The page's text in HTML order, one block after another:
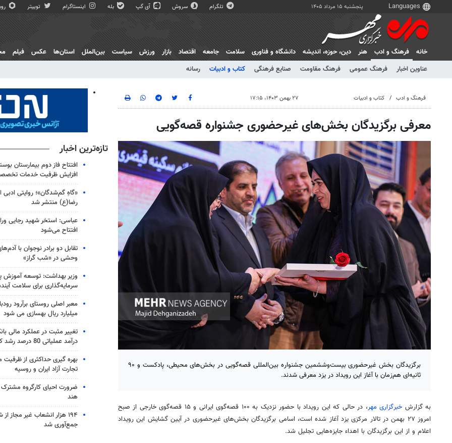
پنجشنبه ۱۵ مرداد ۱۴۰۵ تلگرام سروش آی گپ بله اینستاگرام توییتر
خانه
فرهنگ و ادب
عناوین اخبار
فرهنگ عمومی فرهنگ مقاومت صنایع فرهنگی کتاب و ادبیات رسانه
هنر دين، حوزه، انديشه دانشگاه و فناوری سلامت جامعه اقتصاد بازار ورزش سیاست بین‌الملل استان‌ها عکس فیلم
فرهنگ و ادب کتاب و ادبیات ۲۷ بهمن ۱۴۰۳، ۱۷:۱۵
معرفی برگزیدگان بخش‌های غیرحضوری جشنواره قصه‌گویی
برگزیدگان بخش غیرحضوری بیست‌وششمین جشنواره بین‌المللی قصه‌گویی در بخش‌های محیطی، پادکست و ۹۰
ثانیه‌ای هم‌زمان با آغاز این رویداد در یزد معرفی شدند.
به گزارش خبرگزاری مهر
، در حالی که این رویداد با حضور نزدیک به ۱۰۰ قصه‌گوی ایرانی و ۱۵ قصه‌گوی خارجی از صبح
امروز ۲۷ بهمن در تالار مرکزی یزد آغاز شده است، اسامی برگزیدگان بخش‌های غیرحضوری در آیین گشایش این رویداد
اعلام و از این برگزیدگان با اهداء جایزه‌هایی تجلیل شد.
تازه‌ترین اخبار
افتتاح فاز دوم بیمارستان
افزایش ظرفیت خدمات
«گاهِ گم‌شدگان»؛ روایتی ادبی
رضا(ع) منتشر شد
عباسی: استخر شهید رجایی
افتتاح می‌شود
تقابل دو برادر نوجوان با
وحشی در «شب گراز»
وزیر بهداشت: توسعه آموزش
سرمایه‌گذاری برای سلامت
میلیارد ریال بهسازی می شود
تغییر مثبت در عملکرد مالی
درآمد عملیاتی 80 درصد رشد کرد
بهره گیری حداکثری از ظرفیت
تجارت آزاد ایران و روسیه
ضرورت احیای کارگروه مشترک
هند
۱۹۴ هزار انشعاب غیر مجاز
جمع‌آوری شد